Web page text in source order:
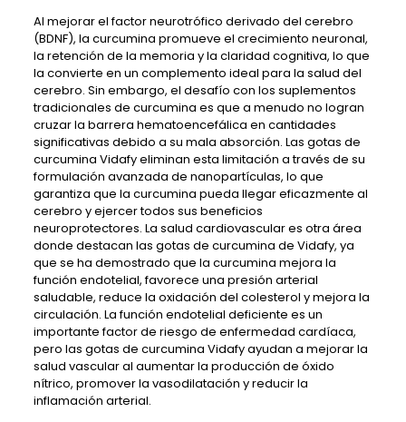
Al mejorar el factor neurotrófico derivado del cerebro
(BDNF), la curcumina promueve el crecimiento neuronal,
la retención de la memoria y la claridad cognitiva, lo que
la convierte en un complemento ideal para la salud del
cerebro. Sin embargo, el desafío con los suplementos
tradicionales de curcumina es que a menudo no logran
cruzar la barrera hematoencefálica en cantidades
significativas debido a su mala absorción. Las gotas de
curcumina Vidafy eliminan esta limitación a través de su
formulación avanzada de nanopartículas, lo que
garantiza que la curcumina pueda llegar eficazmente al
cerebro y ejercer todos sus beneficios
neuroprotectores. La salud cardiovascular es otra área
donde destacan las gotas de curcumina de Vidafy, ya
que se ha demostrado que la curcumina mejora la
función endotelial, favorece una presión arterial
saludable, reduce la oxidación del colesterol y mejora la
circulación. La función endotelial deficiente es un
importante factor de riesgo de enfermedad cardíaca,
pero las gotas de curcumina Vidafy ayudan a mejorar la
salud vascular al aumentar la producción de óxido
nítrico, promover la vasodilatación y reducir la
inflamación arterial.